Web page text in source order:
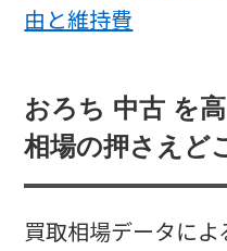
由と維持費
おろち 中古 を
相場の押さえど
買取相場データに